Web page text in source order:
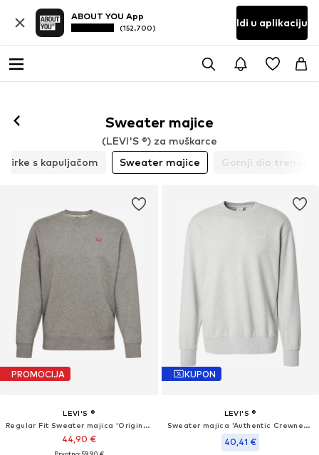
ABOUT YOU App
(152.700) Idi u aplikaciju
Sweater majice
(LEVI'S ®) za muškarce
s kapuljačom
Sweater majice Gornji dio trenirke
PROMOCIJA
LEVI'S ®
Regular Fit Sweater majica 'Original Housemark Crewneck Sweatshirt'
44,90 €
KUPON
LEVI'S ®
Sweater majica 'Authentic Crewneck Sweatshirt'
40,41 €